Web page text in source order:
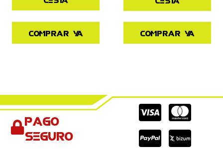
Comprar ya Comprar ya
Pago
seguro
Cc-
visa
Cc-
Cc-
paypal